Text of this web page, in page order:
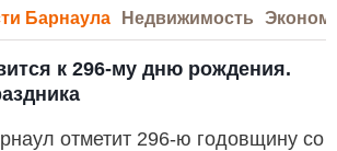
Барнаула Недвижимость
к 296-му дню рождения.
отметит 296-ю годовщину со